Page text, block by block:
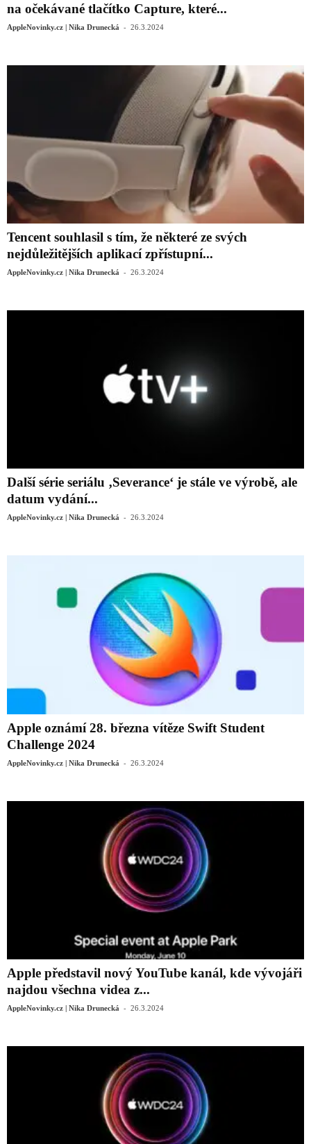
na očekávané tlačítko Capture, které...
AppleNovinky.cz | Nika Drunecká - 26.3.2024
Tencent souhlasil s tím, že některé ze svých
nejdůležitějších aplikací zpřístupní...
AppleNovinky.cz | Nika Drunecká - 26.3.2024
Další série seriálu ‚Severance‘ je stále ve výrobě, ale
datum vydání...
AppleNovinky.cz | Nika Drunecká - 26.3.2024
Apple oznámí 28. března vítěze Swift Student
Challenge 2024
AppleNovinky.cz | Nika Drunecká - 26.3.2024
Apple představil nový YouTube kanál, kde vývojáři
najdou všechna videa z...
AppleNovinky.cz | Nika Drunecká - 26.3.2024